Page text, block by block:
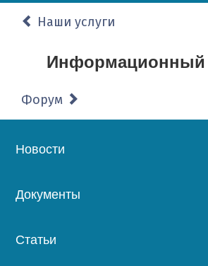
Наши услуги
Информационный
Форум
Основная
Новости
Документы
Статьи